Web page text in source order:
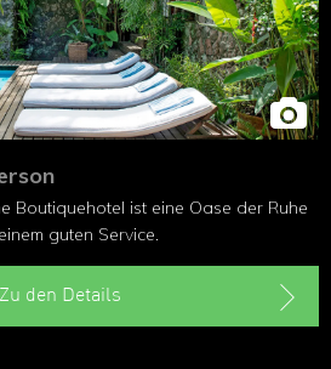
Boutiquehotel ist eine Oase der Ruhe
guten Service.
Zu den Details